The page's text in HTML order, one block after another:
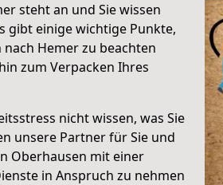
steht an und Sie wissen
gibt einige wichtige Punkte,
Hemer zu beachten
zum Verpacken Ihres
nicht wissen, was Sie
unsere Partner für Sie und
Oberhausen mit einer
in Anspruch zu nehmen